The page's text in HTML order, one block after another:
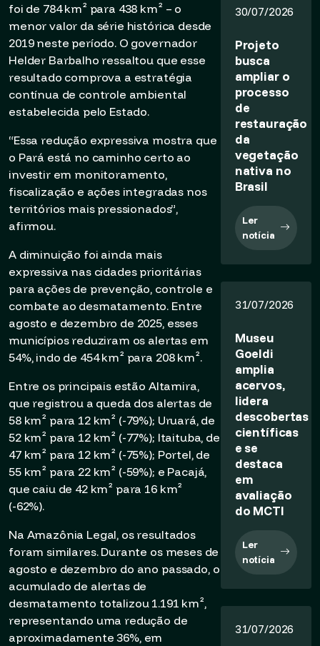
foi de 784 km² para 438 km² – o
menor valor da série histórica desde
2019 neste período. O governador
Helder Barbalho ressaltou que esse
resultado comprova a estratégia
contínua de controle ambiental
estabelecida pelo Estado.
“Essa redução expressiva mostra que
o Pará está no caminho certo ao
investir em monitoramento,
fiscalização e ações integradas nos
territórios mais pressionados”,
afirmou.
A diminuição foi ainda mais
expressiva nas cidades prioritárias
para ações de prevenção, controle e
combate ao desmatamento. Entre
agosto e dezembro de 2025, esses
municípios reduziram os alertas em
54%, indo de 454 km² para 208 km².
Entre os principais estão Altamira,
que registrou a queda dos alertas de
58 km² para 12 km² (-79%); Uruará, de
52 km² para 12 km² (-77%); Itaituba, de
47 km² para 12 km² (-75%); Portel, de
55 km² para 22 km² (-59%); e Pacajá,
que caiu de 42 km² para 16 km²
(-62%).
Na Amazônia Legal, os resultados
foram similares. Durante os meses de
agosto e dezembro do ano passado, o
acumulado de alertas de
desmatamento totalizou 1.191 km²,
representando uma redução de
aproximadamente 36%, em
30/07/2026
Projeto
busca
ampliar o
processo
de
restauração
da
vegetação
nativa no
Brasil
Ler
notícia
31/07/2026
Museu
Goeldi
amplia
acervos,
lidera
descobertas
científicas
e se
destaca
em
avaliação
do MCTI
Ler
notícia
31/07/2026